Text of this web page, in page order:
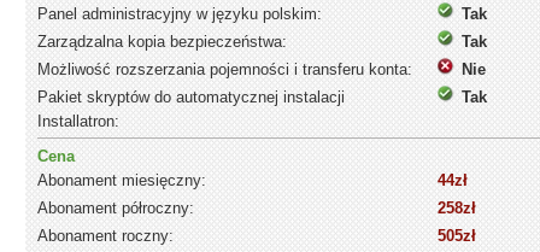
Panel administracyjny w języku polskim:
Tak
Zarządzalna kopia bezpieczeństwa:
Tak
Możliwość rozszerzania pojemności i transferu konta:
Nie
Pakiet skryptów do automatycznej instalacji
Installatron:
Tak
Cena
Abonament miesięczny:
44zł
Abonament półroczny:
258zł
Abonament roczny:
505zł